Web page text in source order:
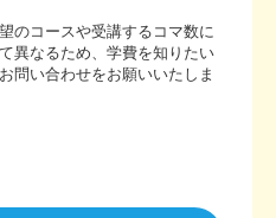
のコースや受講するコマ数に
異なるため、学費を知りたい
問い合わせをお願いいたしま